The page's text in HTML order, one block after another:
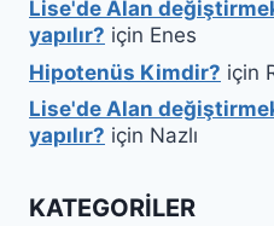
Lise'de Alan
yapılır? için Enes
Hipotenüs Kimdir? için
Lise'de Alan
yapılır? için Nazlı
KATEGORILER